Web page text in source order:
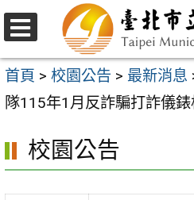
跳
至
主
要
容
區
選
單
首頁 > 校園公告 > 最新消息
隊115年1月反詐騙打詐儀
校園公告